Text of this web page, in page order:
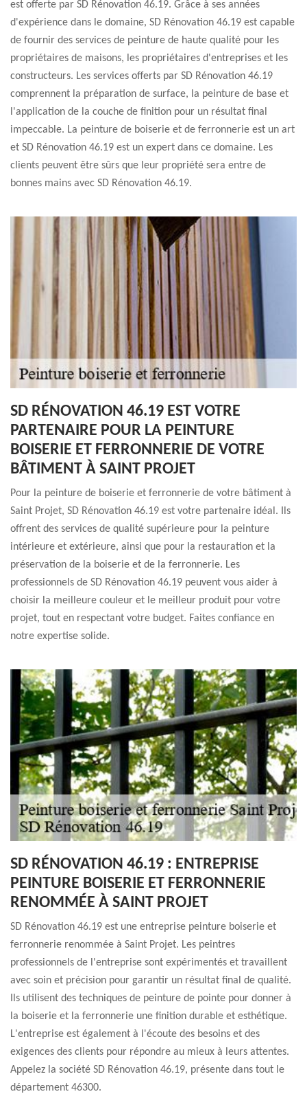
est offerte par SD Rénovation 46.19. Grâce à ses années
d'expérience dans le domaine, SD Rénovation 46.19 est capable
de fournir des services de peinture de haute qualité pour les
propriétaires de maisons, les propriétaires d'entreprises et les
constructeurs. Les services offerts par SD Rénovation 46.19
comprennent la préparation de surface, la peinture de base et
l'application de la couche de finition pour un résultat final
impeccable. La peinture de boiserie et de ferronnerie est un art
et SD Rénovation 46.19 est un expert dans ce domaine. Les
clients peuvent être sûrs que leur propriété sera entre de
bonnes mains avec SD Rénovation 46.19.
SD RÉNOVATION 46.19 EST VOTRE
PARTENAIRE POUR LA PEINTURE
BOISERIE ET FERRONNERIE DE VOTRE
BÂTIMENT À SAINT PROJET
Pour la peinture de boiserie et ferronnerie de votre bâtiment à
Saint Projet, SD Rénovation 46.19 est votre partenaire idéal. Ils
offrent des services de qualité supérieure pour la peinture
intérieure et extérieure, ainsi que pour la restauration et la
préservation de la boiserie et de la ferronnerie. Les
professionnels de SD Rénovation 46.19 peuvent vous aider à
choisir la meilleure couleur et le meilleur produit pour votre
projet, tout en respectant votre budget. Faites confiance en
notre expertise solide.
SD RÉNOVATION 46.19 : ENTREPRISE
PEINTURE BOISERIE ET FERRONNERIE
RENOMMÉE À SAINT PROJET
SD Rénovation 46.19 est une entreprise peinture boiserie et
ferronnerie renommée à Saint Projet. Les peintres
professionnels de l'entreprise sont expérimentés et travaillent
avec soin et précision pour garantir un résultat final de qualité.
Ils utilisent des techniques de peinture de pointe pour donner à
la boiserie et la ferronnerie une finition durable et esthétique.
L'entreprise est également à l'écoute des besoins et des
exigences des clients pour répondre au mieux à leurs attentes.
Appelez la société SD Rénovation 46.19, présente dans tout le
département 46300.